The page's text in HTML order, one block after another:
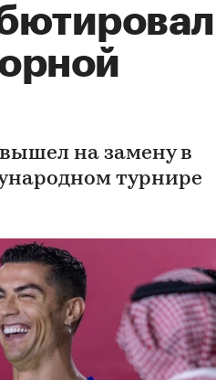
на замену в
турнире